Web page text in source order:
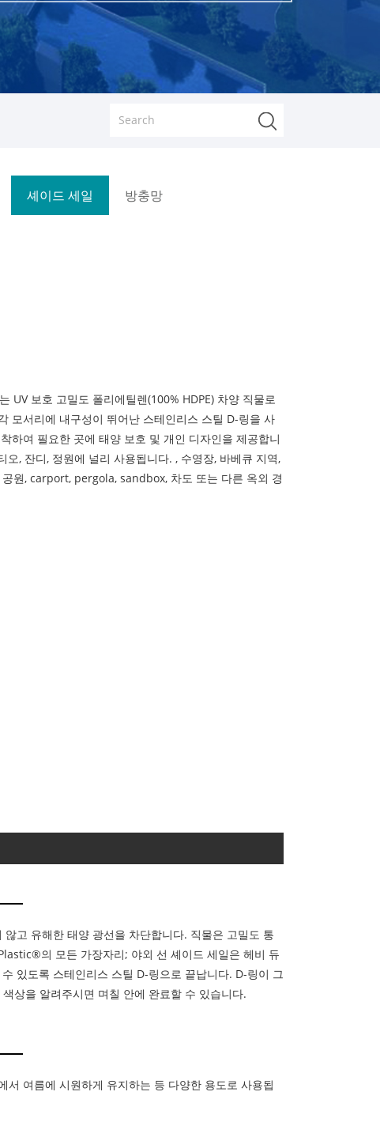
셰이드 세일 방충망
보호 고밀도 폴리에틸렌(100% HDPE) 차양 직물로
모서리에 내구성이 뛰어난 스테인리스 스틸 D-링을 사
하여 필요한 곳에 태양 보호 및 개인 디자인을 제공합니
, 잔디, 정원에 널리 사용됩니다. , 수영장, 바베큐 지역,
원, carport, pergola, sandbox, 차도 또는 다른 옥외 경
고 유해한 태양 광선을 차단합니다. 직물은 고밀도 통
의 모든 가장자리; 야외 선 셰이드 세일은 헤비 듀
있도록 스테인리스 스틸 D-링으로 끝납니다. D-링이 그
상을 알려주시면 며칠 안에 완료할 수 있습니다.
여름에 시원하게 유지하는 등 다양한 용도로 사용됩